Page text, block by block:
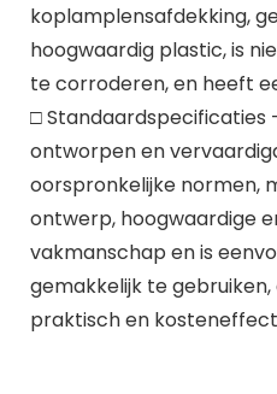
koplamplensafdekking,
hoogwaardig plastic, is
te corroderen, en heeft
□ Standaardspecificaties
ontworpen en
oorspronkelijke normen,
ontwerp, hoogwaardige
vakmanschap en is
gemakkelijk te
praktisch en